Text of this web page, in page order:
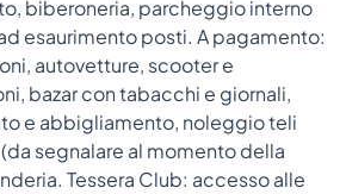
biberoneria, parcheggio interno
esaurimento posti. A pagamento:
autovetture, scooter e
bazar con tabacchi e giornali,
e abbigliamento, noleggio teli
segnalare al momento della
Tessera Club: accesso alle